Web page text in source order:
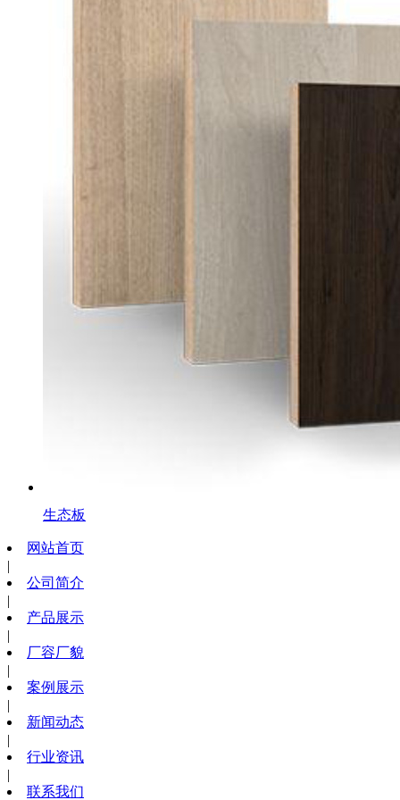
生态板
网站首页
|
公司简介
|
产品展示
|
厂容厂貌
|
案例展示
|
新闻动态
|
行业资讯
|
联系我们